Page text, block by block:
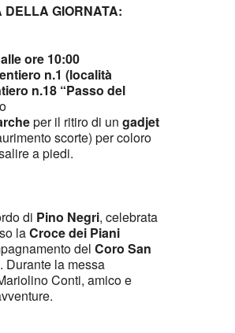
DELLA GIORNATA:
ore 10:00
n.1 (località
n.18 “Passo del
per il ritiro di un gadjet
scorte) per coloro
a piedi.
di Pino Negri, celebrata
laCroce dei Piani
del Coro San
. Durante la messa
Conti, amico e